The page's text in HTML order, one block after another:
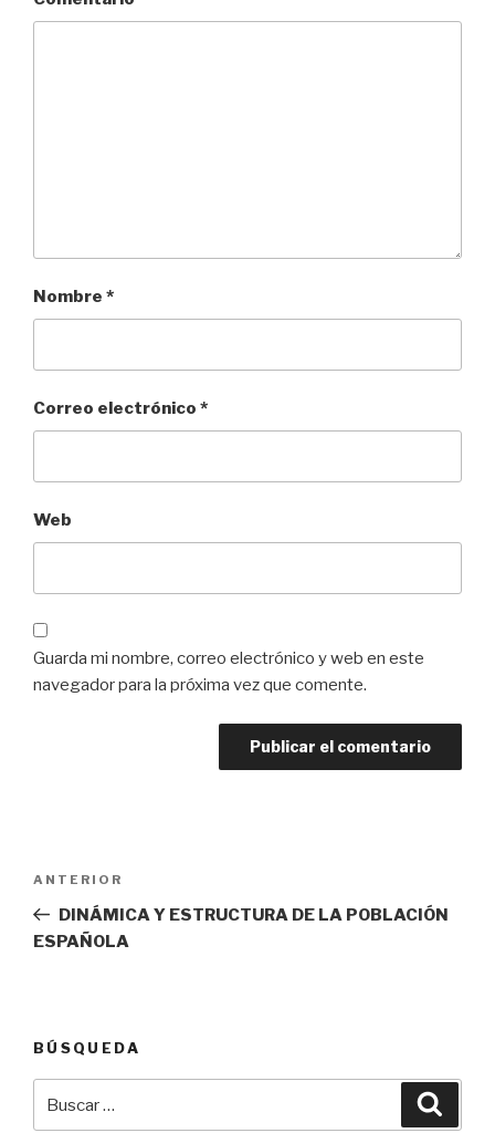
Nombre *
Correo electrónico *
Web
Guarda mi nombre, correo electrónico y web en este
navegador para la próxima vez que comente.
entradas
Entrada
anterior:
ANTERIOR
DINÁMICA Y ESTRUCTURA DE LA POBLACIÓN
ESPAÑOLA
BÚSQUEDA
por: